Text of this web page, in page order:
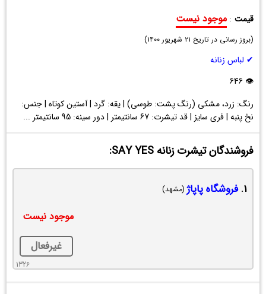
قیمت
تیشرت
زنانه
SAY
YES
: موجود نیست
(بروز رسانی در تاریخ ۲۱ شهریور ۱۴۰۰ )
✔ لباس زنانه
👁 646
رنگ: زرد، مشکی (رنگ پشت: طوسی) | یقه: گرد | آستین کوتاه | جنس:
نخ پنبه | فری سایز | قد تیشرت: 67 سانتیمتر | دور سینه: 95 سانتیمتر ...
فروشندگان تیشرت زنانه SAY YES:
1. فروشگاه پاپاژ (مشهد)
موجود نیست
غیرفعال
1326